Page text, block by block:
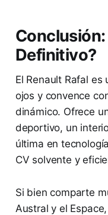
Conclusión:
Definitivo?
El Renault Rafal
ojos y convence
dinámico. Ofrece
deportivo, un
última en
CV solvente y
Si bien comparte
Austral y el